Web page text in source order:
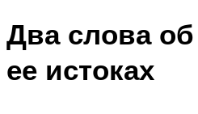
Два слова
ее истоках